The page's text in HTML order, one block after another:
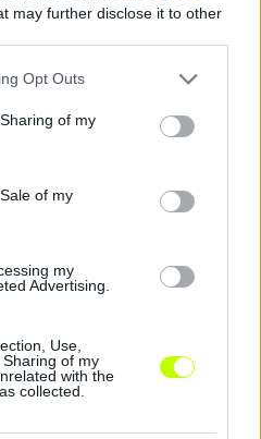
may further disclose it to other
app uses one or more Google
behaviour. You may click to
and its third-party tags to
purposes in below Google
Opt Outs
of my
of my
my
Advertising.
Use,
of my
with the
collected.